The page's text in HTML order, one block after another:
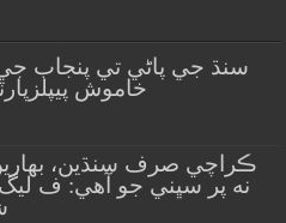
سنڌ جي پاڻي تي پنجاب
خاموش
ڪراچي صرف سنڌين،
نه پر سڀني جو آهي: ف